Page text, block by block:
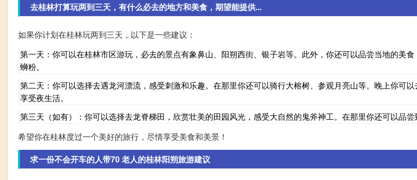
去桂林打算玩两到三天，有什么必去的地方和美食，期望能提供...
如果你计划在桂林玩两到三天，以下是一些建议：
第一天：你可以在桂林市区游玩，必去的景点有象鼻山、阳朔西街、银子岩等。此外，你还可以品尝当地的美
蛳粉。
第二天：你可以选择去遇龙河漂流，感受刺激和乐趣。在那里你还可以骑行大榕树、参观月亮山等。晚上你可以
享受夜生活。
第三天（如有）：你可以选择去龙脊梯田，欣赏壮美的田园风光，感受大自然的鬼斧神工。在那里你还可以品尝
希望你在桂林度过一个美好的旅行，尽情享受美食和美景！
求一份不会开车的人带70 老人的桂林阳朔旅游建议